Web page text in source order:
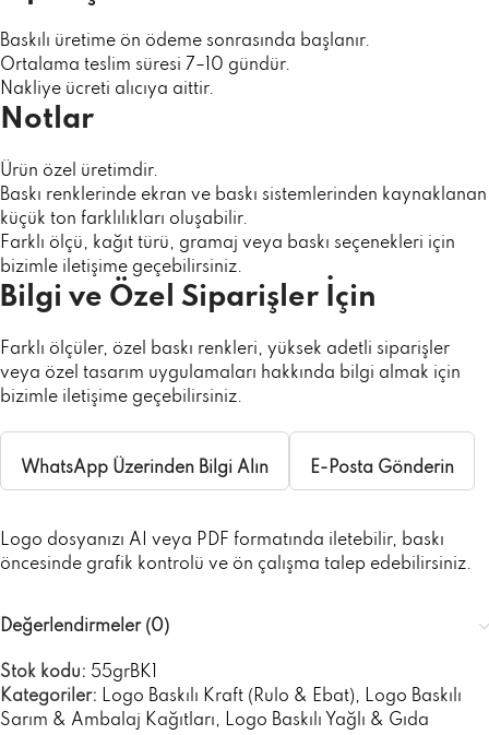
Baskılı üretime ön ödeme sonrasında başlanır.
Ortalama teslim süresi 7–10 gündür.
Nakliye ücreti alıcıya aittir.
Notlar
Ürün özel üretimdir.
Baskı renklerinde ekran ve baskı sistemlerinden kaynaklanan
küçük ton farklılıkları oluşabilir.
Farklı ölçü, kağıt türü, gramaj veya baskı seçenekleri için
bizimle iletişime geçebilirsiniz.
Bilgi ve Özel Siparişler İçin
Farklı ölçüler, özel baskı renkleri, yüksek adetli siparişler
veya özel tasarım uygulamaları hakkında bilgi almak için
bizimle iletişime geçebilirsiniz.
WhatsApp Üzerinden Bilgi Alın E-Posta Gönderin
Logo dosyanızı AI veya PDF formatında iletebilir, baskı
öncesinde grafik kontrolü ve ön çalışma talep edebilirsiniz.
Değerlendirmeler (0)
Stok kodu: 55grBK1
Kategoriler: Logo Baskılı Kraft (Rulo & Ebat), Logo Baskılı
Sarım & Ambalaj Kağıtları, Logo Baskılı Yağlı & Gıda